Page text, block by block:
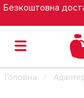
Безкоштовна
Головна